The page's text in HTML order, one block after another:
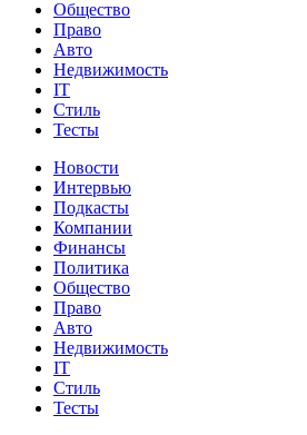
Общество
Право
Авто
Недвижимость
IT
Стиль
Тесты
Новости
Интервью
Подкасты
Компании
Финансы
Политика
Общество
Право
Авто
Недвижимость
IT
Стиль
Тесты